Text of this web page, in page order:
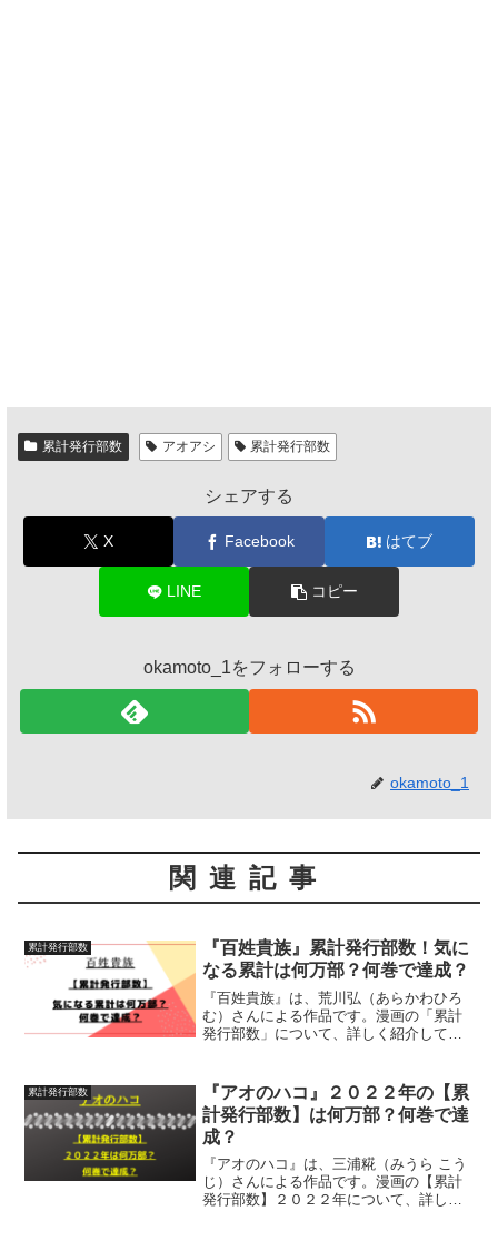
累計発行部数 アオアシ 累計発行部数
シェアする
X Facebook はてブ
LINE コピー
okamoto_1をフォローする
okamoto_1
関連記事
累計発行部数
『百姓貴族』累計発行部数！気に
なる累計は何万部？何巻で達成？
『百姓貴族』は、荒川弘（あらかわひろ
む）さんによる作品です。漫画の「累計
発行部数」について、詳しく紹介してい
累計発行部数
『アオのハコ』２０２２年の【累
計発行部数】は何万部？何巻で達
成？
『アオのハコ』は、三浦糀（みうら こう
じ）さんによる作品です。漫画の【累計
発行部数】２０２２年について、詳しく